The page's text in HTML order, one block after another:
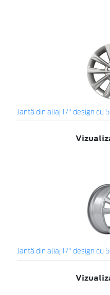
Jantă din aliaj 17" design cu
Jantă din aliaj 17" design cu